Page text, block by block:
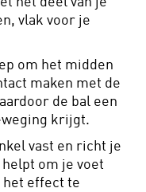
vlak voor je
om het midden
maken met de
de bal een
krijgt.
vast en richt je
om je voet
het effect te